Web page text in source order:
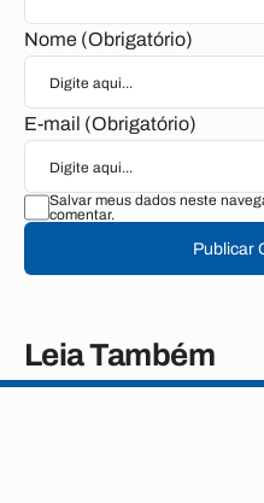
Nome (Obrigatório)
E-mail (Obrigatório)
Salvar meus dados neste
comentar.
Publicar
Leia Também